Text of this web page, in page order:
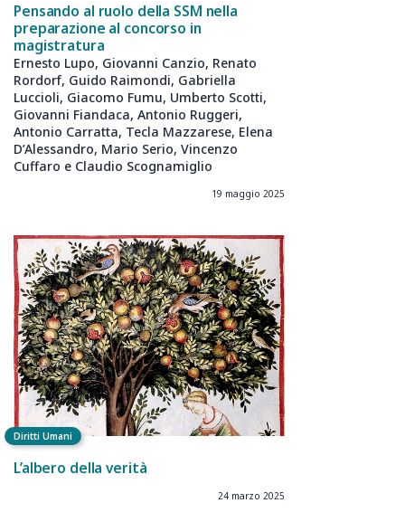
Pensando al ruolo della SSM nella
preparazione al concorso in
magistratura
Ernesto Lupo, Giovanni Canzio, Renato
Rordorf, Guido Raimondi, Gabriella
Luccioli, Giacomo Fumu, Umberto Scotti,
Giovanni Fiandaca, Antonio Ruggeri,
Antonio Carratta, Tecla Mazzarese, Elena
D’Alessandro, Mario Serio, Vincenzo
Cuffaro e Claudio Scognamiglio
19 maggio 2025
Diritti Umani
L’albero della verità
24 marzo 2025